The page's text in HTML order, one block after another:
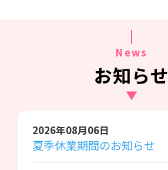
News
お知らせ
2026年08月06日
夏季休業期間のお知らせ